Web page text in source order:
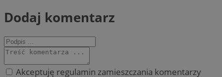
Dodaj komentarz
Akceptuję regulamin zamieszczania komentarzy